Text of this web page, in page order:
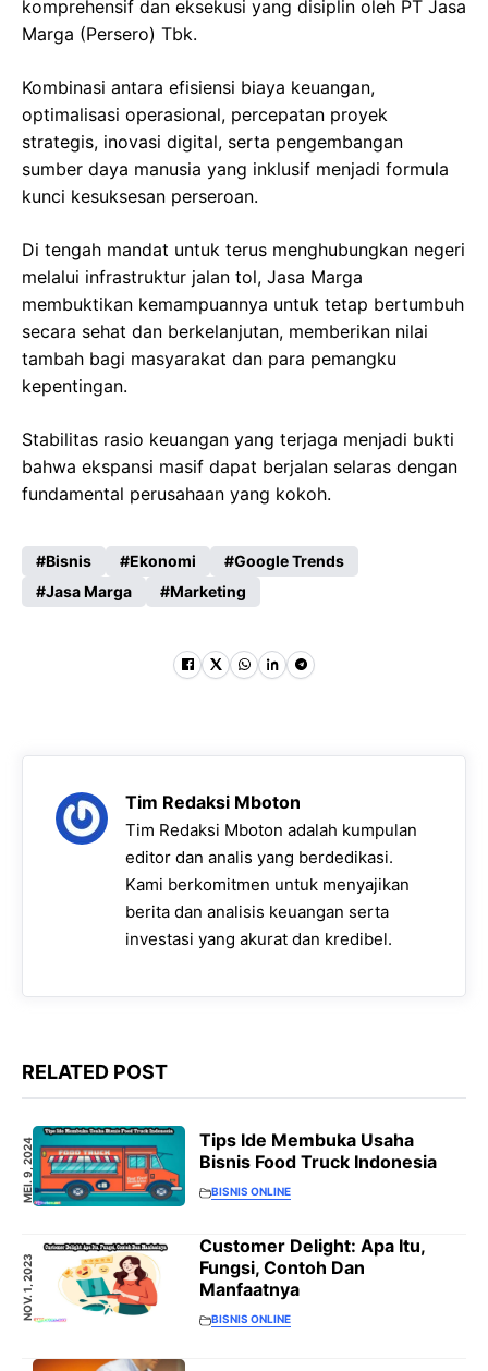
komprehensif dan eksekusi yang disiplin oleh PT Jasa
Marga (Persero) Tbk.
Kombinasi antara efisiensi biaya keuangan,
optimalisasi operasional, percepatan proyek
strategis, inovasi digital, serta pengembangan
sumber daya manusia yang inklusif menjadi formula
kunci kesuksesan perseroan.
Di tengah mandat untuk terus menghubungkan negeri
melalui infrastruktur jalan tol, Jasa Marga
membuktikan kemampuannya untuk tetap bertumbuh
secara sehat dan berkelanjutan, memberikan nilai
tambah bagi masyarakat dan para pemangku
kepentingan.
Stabilitas rasio keuangan yang terjaga menjadi bukti
bahwa ekspansi masif dapat berjalan selaras dengan
fundamental perusahaan yang kokoh.
Bisnis Ekonomi
Google Trends
Jasa Marga
Marketing
Tim Redaksi Mboton
Tim Redaksi Mboton adalah kumpulan
editor dan analis yang berdedikasi.
Kami berkomitmen untuk menyajikan
berita dan analisis keuangan serta
investasi yang akurat dan kredibel.
RELATED POST
MEI. 9, 2024
Tips Ide Membuka Usaha
Bisnis Food Truck Indonesia
BISNIS ONLINE
NOV. 1, 2023
Customer Delight: Apa Itu,
Fungsi, Contoh Dan
Manfaatnya
BISNIS ONLINE